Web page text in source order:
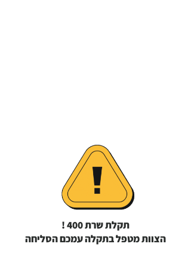
תקלת שרת 400 !
הצוות מטפל בתקלה עמכם הסליחה